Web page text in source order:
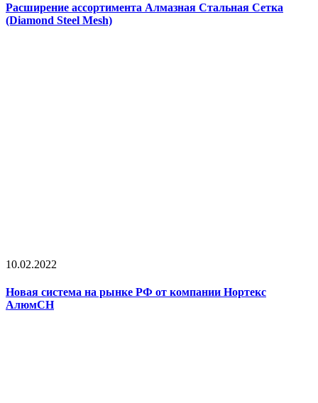
Расширение ассортимента Алмазная Стальная Сетка
(Diamond Steel Mesh)
10.02.2022
Новая система на рынке РФ от компании Нортекс
АлюмСН